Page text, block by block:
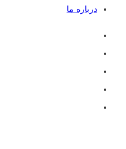
درباره ما